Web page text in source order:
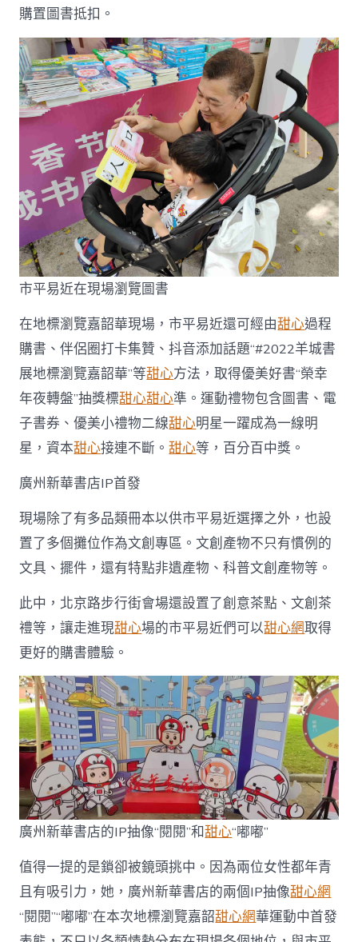
購置圖書抵扣。
市平易近在現場瀏覽圖書
在地標瀏覽嘉韶華現場，市平易近還可經由甜心過程
購書、伴侶圈打卡集贊、抖音添加話題“#2022羊城書
展地標瀏覽嘉韶華”等甜心方法，取得優美好書“榮幸
年夜轉盤”抽獎標甜心甜心準。運動禮物包含圖書、電
子書券、優美小禮物二線甜心明星一躍成為一線明
星，資本甜心接連不斷。甜心等，百分百中獎。
廣州新華書店IP首發
現場除了有多品類冊本以供市平易近選擇之外，也設
置了多個攤位作為文創專區。文創產物不只有慣例的
文具、擺件，還有特點非遺產物、科普文創產物等。
此中，北京路步行街會場還設置了創意茶點、文創茶
禮等，讓走進現甜心場的市平易近們可以甜心網取得
更好的購書體驗。
廣州新華書店的IP抽像“閱閱”和甜心“嘟嘟”
值得一提的是鎖卻被鏡頭挑中。因為兩位女性都年青
且有吸引力，她，廣州新華書店的兩個IP抽像甜心網
“閱閱”“嘟嘟”在本次地標瀏覽嘉韶甜心網華運動中首發